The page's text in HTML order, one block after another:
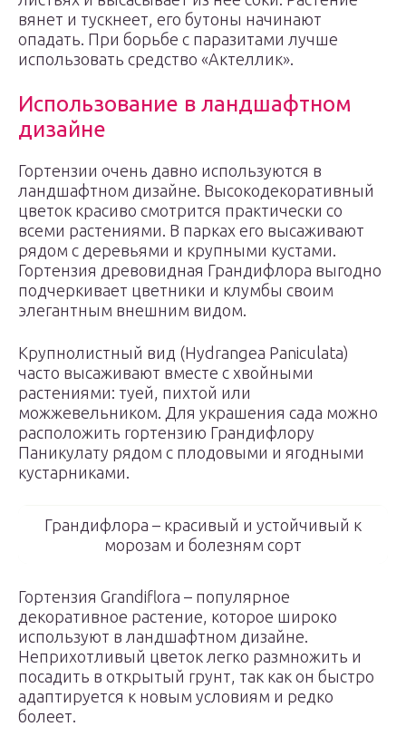
вянет и тускнеет, его бутоны начинают
опадать. При борьбе с паразитами лучше
использовать средство «Актеллик».
Использование в ландшафтном
дизайне
Гортензии очень давно используются в
ландшафтном дизайне. Высокодекоративный
цветок красиво смотрится практически со
всеми растениями. В парках его высаживают
рядом с деревьями и крупными кустами.
Гортензия древовидная Грандифлора выгодно
подчеркивает цветники и клумбы своим
элегантным внешним видом.
Крупнолистный вид (Hydrangea Paniculata)
часто высаживают вместе с хвойными
растениями: туей, пихтой или
можжевельником. Для украшения сада можно
расположить гортензию Грандифлору
Паникулату рядом с плодовыми и ягодными
кустарниками.
Грандифлора – красивый и устойчивый к
морозам и болезням сорт
Гортензия Grandiflora – популярное
декоративное растение, которое широко
используют в ландшафтном дизайне.
Неприхотливый цветок легко размножить и
посадить в открытый грунт, так как он быстро
адаптируется к новым условиям и редко
болеет.